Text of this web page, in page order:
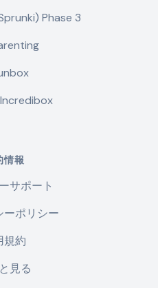
Phase 3
情報
サポート
ーポリシー
規約
見る